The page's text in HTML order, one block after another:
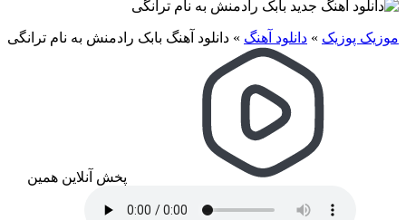
موزیک پوزیک » دانلود آهنگ » دانلود آهنگ بابک رادمنش به نام ترانگی
پخش آنلاین همین